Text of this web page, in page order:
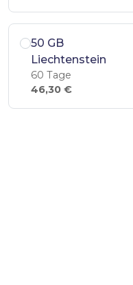
50 GB
Liechtenstein
60 Tage
46,30 €